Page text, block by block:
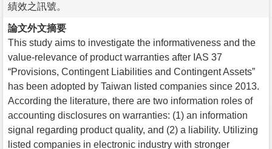
績效之訊號。
論文外文摘要
This study aims to investigate the informativeness and the
value-relevance of product warranties after IAS 37
“Provisions, Contingent Liabilities and Contingent Assets”
has been adopted by Taiwan listed companies since 2013.
According the literature, there are two information roles of
accounting disclosures on warranties: (1) an information
signal regarding product quality, and (2) a liability. Utilizing
listed companies in electronic industry with stronger